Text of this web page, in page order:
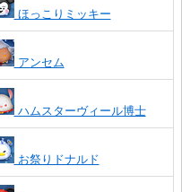
ほっこりミッキー
アンセム
ハムスターヴィール博士
お祭りドナルド